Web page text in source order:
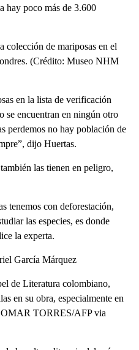
hay poco más de 3.600
colección de mariposas en el
(Crédito: Museo NHM
en la lista de verificación
se encuentran en ningún otro
perdemos no hay población de
dijo Huertas.
las tienen en peligro,
tenemos con deforestación,
las especies, es donde
la experta.
García Márquez
de Literatura colombiano,
en su obra, especialmente en
OMAR TORRES/AFP via